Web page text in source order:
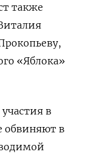
также
«Яблока»
в
обвиняют в